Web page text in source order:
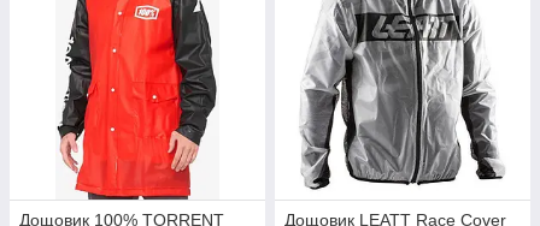
Дощовик 100% TORRENT
Дощовик LEATT Race Cover